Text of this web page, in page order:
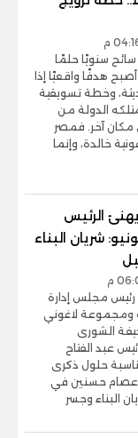
إلى 30 مليون سائح سنويًا حلمًا
هدفًا واقعيًا إذا
وخطة تسويقية
الدولة من
مكان آخر. فمصر
خالدة، وإنما
الرئيس
بذكرى ثورة 30 يونيو: شريان البناء
مجلس إدارة
ومجموعة لاغوني
الشورى
عبد الفتاح
حلول ذكرى
عصام حسنين في